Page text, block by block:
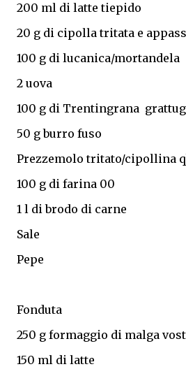
200 ml di latte tiepido
20 g di cipolla tritata e
100 g di lucanica/mortandela
2 uova
100 g di Trentingrana
50 g burro fuso
Prezzemolo tritato/cipollina
100 g di farina 00
1 l di brodo di carne
Sale
Pepe
Fonduta
250 g formaggio di malga
150 ml di latte